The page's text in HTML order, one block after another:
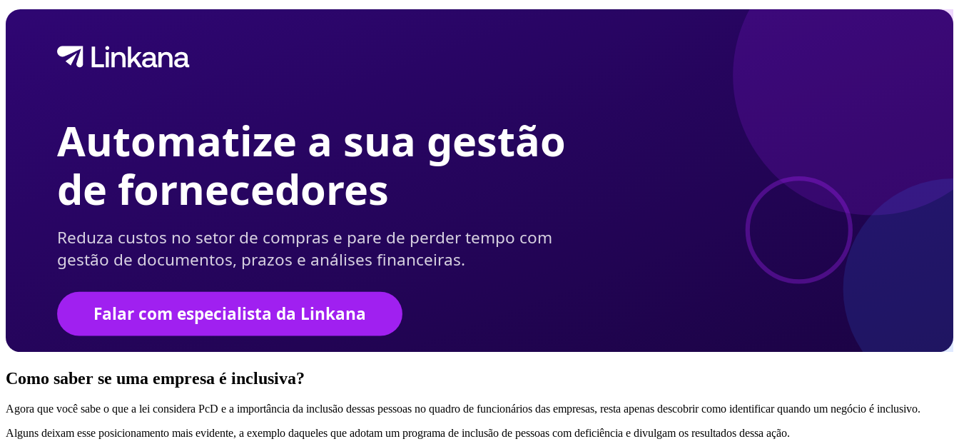
Como saber se uma empresa é inclusiva?
Agora que você sabe o que a lei considera PcD e a importância da inclusão dessas pessoas no quadro de funcionários das empresas, resta apenas descobrir como identificar quando um negócio é inclusivo.
Alguns deixam esse posicionamento mais evidente, a exemplo daqueles que adotam um programa de inclusão de pessoas com deficiência e divulgam os resultados dessa ação.